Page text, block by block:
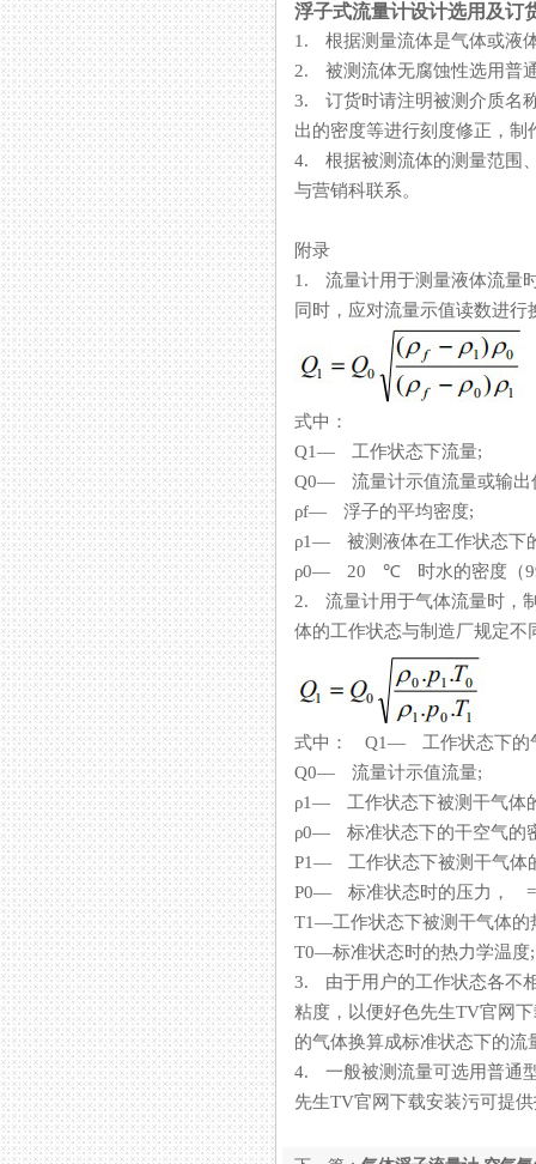
浮子式流量计设计选用及订
1. 根据测量流体是气体或液体
2. 被测流体无腐蚀性选用普通型
3. 订货时请注明被测介质名称、
出的密度等进行刻度修正，制作
4. 根据被测流体的测量范围
与营销科联系。
附录
1. 流量计用于测量液体流量时
同时，应对流量示值读数进行
式中：
Q1— 工作状态下流量;
Q0— 流量计示值流量或输
ρf— 浮子的平均密度;
ρ1— 被测液体在工作状态
ρ0— 20 ℃ 时水的密度（
2. 流量计用于气体流量时，
体的工作状态与制造厂规定不同
式中： Q1— 工作状态下的
Q0— 流量计示值流量;
ρ1— 工作状态下被测干气体
ρ0— 标准状态下的干空气的密度
P1— 工作状态下被测干气
P0— 标准状态时的压力，
T1—工作状态下被测干气体的热
T0—标准状态时的热力学
3. 由于用户的工作状态各不相同
粘度，以便好色先生TV官
的气体换算成标准状态下的流量
4. 一般被测流量可选用普通型
先生TV官网下载安装污可提供技